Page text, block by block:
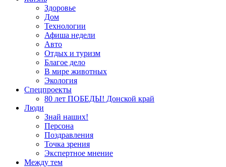
Здоровье
Дом
Технологии
Афиша недели
Авто
Отдых и туризм
Благое дело
В мире животных
Экология
Спецпроекты
80 лет ПОБЕДЫ! Донской край
Люди
Знай наших!
Персона
Поздравления
Точка зрения
Экспертное мнение
Между тем